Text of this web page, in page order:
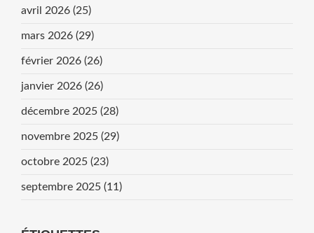
avril 2026 (25)
mars 2026 (29)
février 2026 (26)
janvier 2026 (26)
décembre 2025 (28)
novembre 2025 (29)
octobre 2025 (23)
septembre 2025 (11)